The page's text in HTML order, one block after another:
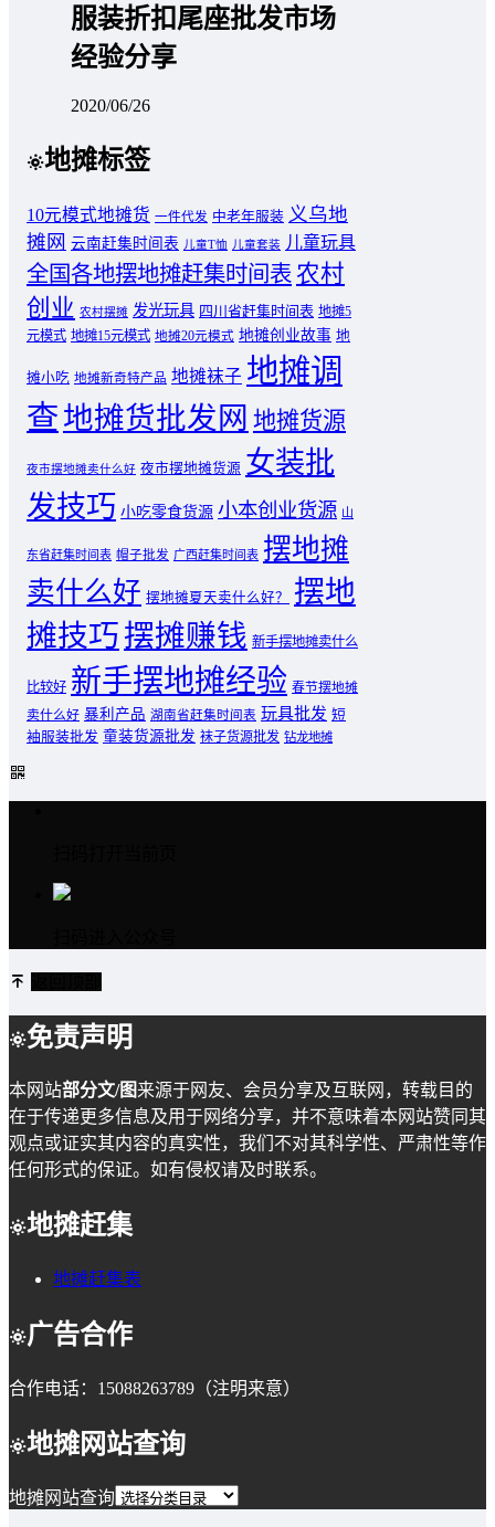
服装折扣尾座批发市场
经验分享
2020/06/26
地摊标签
10元模式地摊货 一件代发 中老年服装 义乌地
摊网 云南赶集时间表 儿童T恤 儿童套装 儿童玩具
全国各地摆地摊赶集时间表 农村
创业 农村摆摊 发光玩具 四川省赶集时间表 地摊5
元模式 地摊15元模式 地摊20元模式 地摊创业故事 地
摊小吃 地摊新奇特产品 地摊袜子 地摊调
查地摊货批发网 地摊货源
夜市摆地摊卖什么好 夜市摆地摊货源 女装批
发技巧 小吃零食货源 小本创业货源 山
东省赶集时间表 帽子批发 广西赶集时间表 摆地摊
卖什么好 摆地摊夏天卖什么好？
摆地
摊技巧摆摊赚钱 新手摆地摊卖什么
比较好 新手摆地摊经验 春节摆地摊
卖什么好 暴利产品 湖南省赶集时间表 玩具批发 短
袖服装批发 童装货源批发 袜子货源批发 钻龙地摊
免责声明
本网站部分文/图来源于网友、会员分享及互联网，转载目的
在于传递更多信息及用于网络分享，并不意味着本网站赞同其
观点或证实其内容的真实性，我们不对其科学性、严肃性等作
任何形式的保证。如有侵权请及时联系。
地摊赶集
地摊赶集表
广告合作
合作电话：15088263789（注明来意）
地摊网站查询
地摊网站查询